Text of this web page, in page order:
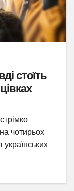
стоїть
чотирьох
українських